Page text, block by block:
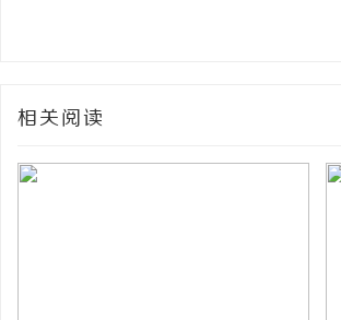
相关阅读